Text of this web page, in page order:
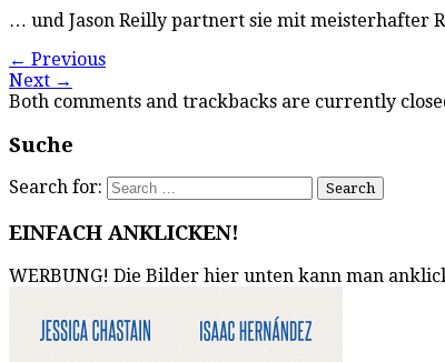
… und Jason Reilly partnert sie mit meisterhafter
← Previous
Next →
Both comments and trackbacks are currently
Suche
Search for:
EINFACH ANKLICKEN!
WERBUNG! Die Bilder hier unten kann man